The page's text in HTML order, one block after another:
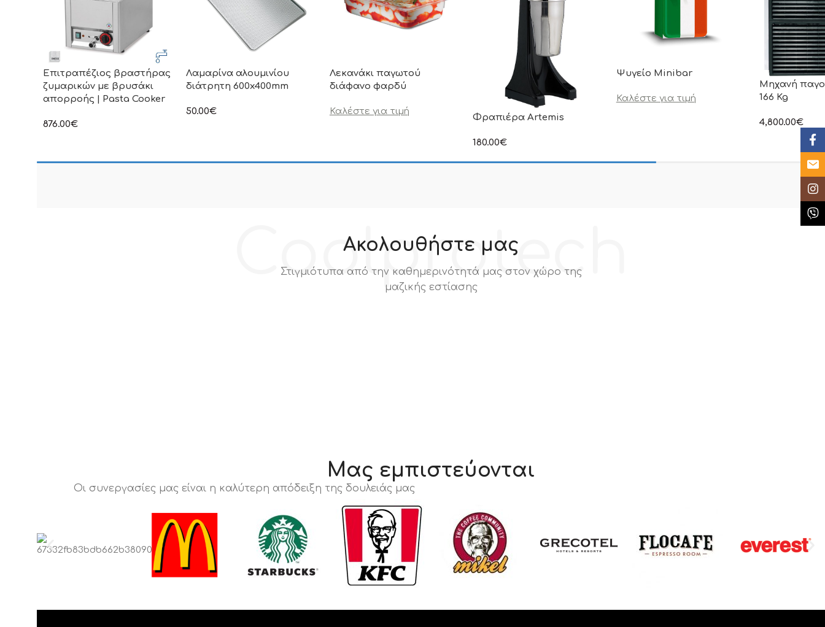
Επιτραπέζιος βραστήρας
ζυμαρικών με βρυσάκι
απορροής | Pasta Cooker
876.00€
Λαμαρίνα αλουμινίου
διάτρητη 600x400mm
50.00€
Λεκανάκι παγωτού
διάφανο φαρδύ
Καλέστε για τιμή
Φραπιέρα Artemis
180.00€
συμπεριλαμβάνεται Φ.Π.Α
Ψυγείο Minibar
Καλέστε για τιμή
Mηχανή
166 Kg
4,800.00€
στην
Coolprotech
Ακολουθήστε μας
Στιγμιότυπα από την καθημερινότητά μας στον χώρο της
μαζικής εστίασης
Μας εμπιστεύονται
Οι συνεργασίες μας είναι η καλύτερη απόδειξη της δουλειάς μας
Email